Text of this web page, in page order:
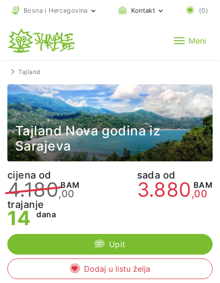
Bosna i Hercegovina Kontakt (0)
Meni
Tajland
Tajland Nova godina iz
Sarajeva
cijena od
4.180 BAM
,00
sada od
3.880 BAM
,00
trajanje
14 dana
Upit
Dodaj u listu želja